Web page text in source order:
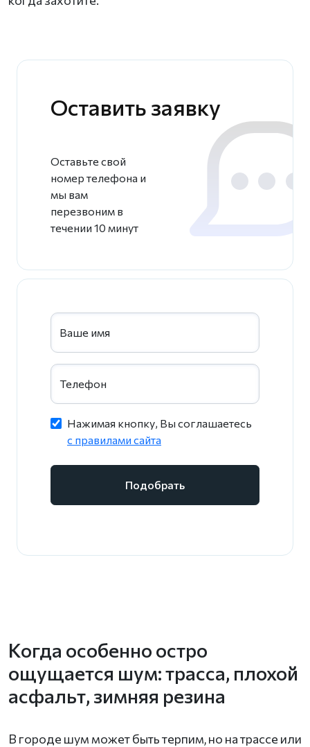
Оставить заявку
Оставьте свой
номер телефона и
мы вам
перезвоним в
течении 10 минут
Ваше имя
Телефон
Нажимая кнопку, Вы соглашаетесь
c правилами сайта
Подобрать
Когда особенно остро
ощущается шум: трасса, плохой
асфальт, зимняя резина
В городе шум может быть терпим, но на трассе или